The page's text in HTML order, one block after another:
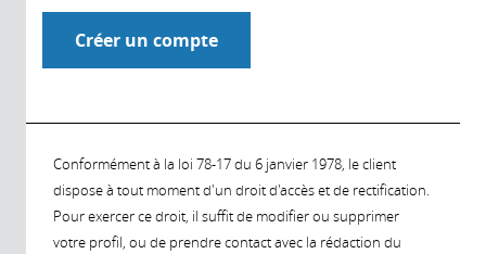
Conformément à la loi 78-17 du 6 janvier 1978, le client
dispose à tout moment d'un droit d'accès et de rectification.
Pour exercer ce droit, il suffit de modifier ou supprimer
votre profil, ou de prendre contact avec la rédaction du